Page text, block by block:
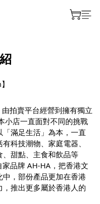
】
拍賣平台經營到擁有獨立
小店一直面對不同的挑戰
滿足生活」為本，一直
科技潮物、家庭電器、
、甜點、主食和飲品等
品牌 AH-HA，把香港文
，部份產品更加在香港
推出更多屬於香港人的